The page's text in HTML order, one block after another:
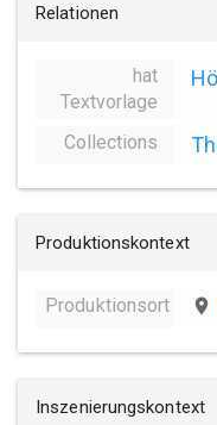
Relationen
hat
Textvorlage
Collections
Produktionskontext
Produktionsort place
Inszenierungskontext